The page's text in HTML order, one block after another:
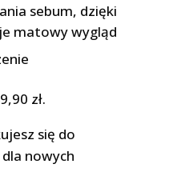
sebum, dzięki
matowy wygląd
zł.
się do
nowych